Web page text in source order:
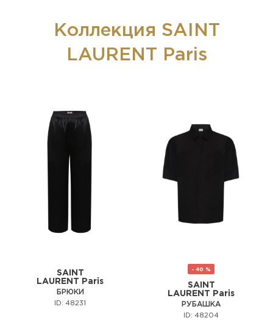
Коллекция SAINT
LAURENT Paris
SAINT
LAURENT Paris
БРЮКИ
ID: 48231
- 40 %
SAINT
LAURENT Paris
РУБАШКА
ID: 48204